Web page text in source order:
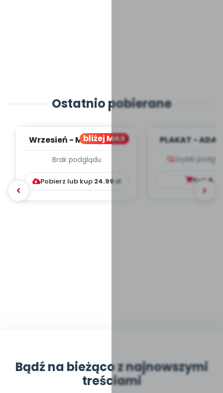
Ostatnio pobierane
bliżej MAX
Wrzesień - MIESIĘCZNY
WYCHOWAWCZO –
DYDAKTYC...
Brak podglądu
Pobierz lub kup 24.99zł
PLAKAT -
Szybki
Kup
Bądź na bieżąco z najnowszymi
treściami